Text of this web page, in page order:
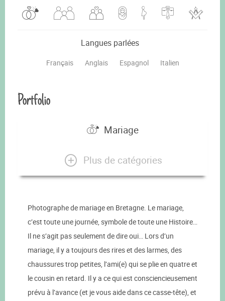
Langues parlées
Français Anglais Espagnol Italien
Portfolio
Mariage
Plus de catégories
Photographe de mariage en Bretagne. Le mariage,
c’est toute une journée, symbole de toute une Histoire…
Il ne s’agit pas seulement de dire oui… Lors d’un
mariage, il y a toujours des rires et des larmes, des
chaussures trop petites, l’ami(e) qui se plie en quatre et
le cousin en retard. Il y a ce qui est consciencieusement
prévu à l’avance (et je vous aide dans ce casse-tête), et